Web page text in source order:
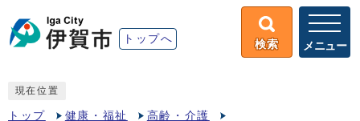
トップへ 検索 メニュー
現在位置
トップ 健康・福祉 高齢・介護